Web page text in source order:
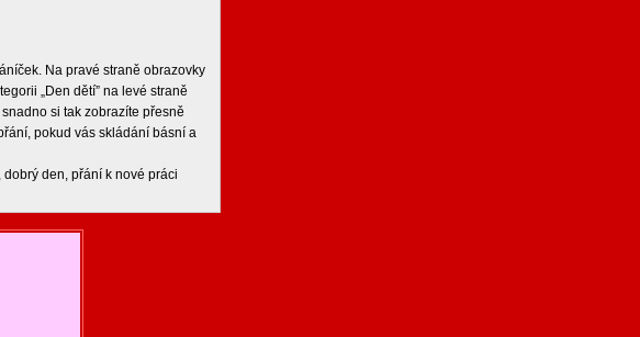
Na pravé straně obrazovky
„Den dětí” na levé straně
snadno si tak zobrazíte přesně
pokud vás skládání básní a
den, přání k nové práci